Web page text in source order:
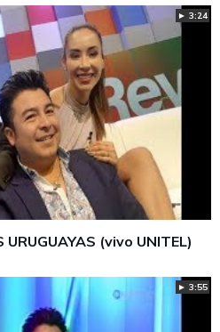
► 3:24
(vivo UNITEL)
► 3:55